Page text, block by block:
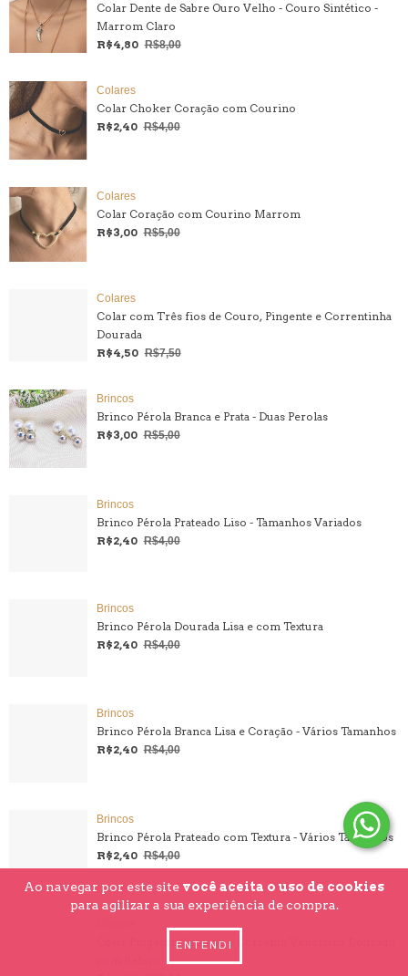
Ao navegar por este site você aceita o uso de cookies
para agilizar a sua experiência de compra.
ENTENDI
Colar Dente de Sabre Ouro Velho - Couro Sintético -
Marrom Claro
R$4,80 R$8,00
Colares
Colar Choker Coração com Courino
R$2,40 R$4,00
Colares
Colar Coração com Courino Marrom
R$3,00 R$5,00
Colares
Colar com Três fios de Couro, Pingente e Correntinha
Dourada
R$4,50 R$7,50
Brincos
Brinco Pérola Branca e Prata - Duas Perolas
R$3,00 R$5,00
Brincos
Brinco Pérola Prateado Liso - Tamanhos Variados
R$2,40 R$4,00
Brincos
Brinco Pérola Dourada Lisa e com Textura
R$2,40 R$4,00
Brincos
Brinco Pérola Branca Lisa e Coração - Vários Tamanhos
R$2,40 R$4,00
Brincos
Brinco Pérola Prateado com Textura - Vários Tamanhos
R$2,40 R$4,00
Colar Pingente Coração e Corrente Veneziana Dourado